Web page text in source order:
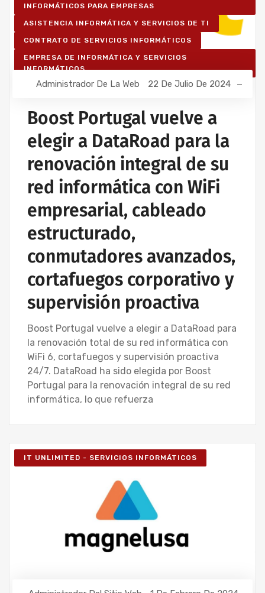
INFORMÁTICOS PARA EMPRESAS
ASISTENCIA INFORMÁTICA Y SERVICIOS DE TI
CONTRATO DE SERVICIOS INFORMÁTICOS
EMPRESA DE INFORMÁTICA Y SERVICIOS
INFORMÁTICOS
Administrador De La Web 22 De Julio De 2024
Boost Portugal vuelve a
elegir a DataRoad para la
renovación integral de su
red informática con WiFi
empresarial, cableado
estructurado,
conmutadores avanzados,
cortafuegos corporativo y
supervisión proactiva
Boost Portugal vuelve a elegir a DataRoad para
la renovación total de su red informática con
WiFi 6, cortafuegos y supervisión proactiva
24/7. DataRoad ha sido elegida por Boost
Portugal para la renovación integral de su red
informática, lo que refuerza
IT UNLIMITED - SERVICIOS INFORMÁTICOS